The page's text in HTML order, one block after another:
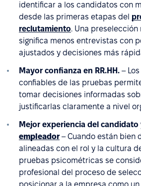
identificar a los candidatos con
desde las primeras etapas del
reclutamiento. Una preselección
significa menos entrevistas con
ajustados y decisiones más
Mayor confianza en RR.HH. –
confiables de las pruebas
tomar decisiones informadas
justificarlas claramente a nivel
Mejor experiencia del candidato
empleador – Cuando están bien
alineadas con el rol y la cultura
pruebas psicométricas se
profesional del proceso de
posicionar a la empresa como